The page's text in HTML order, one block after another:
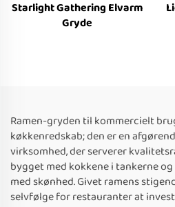
Starlight Gathering Elvarm
Gryde
Ramen-gryden til kommercielt
køkkenredskab; den er en
virksomhed, der serverer
bygget med kokkene i tankerne
med skønhed. Givet ramens
selvfølge for restauranter at